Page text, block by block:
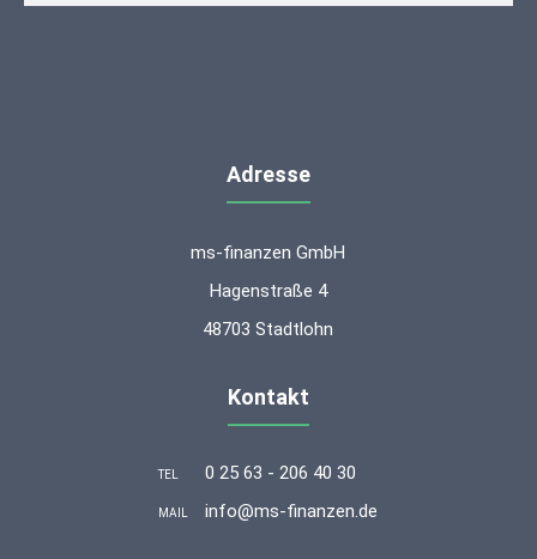
Adresse
ms-finanzen GmbH
Hagenstraße 4
48703 Stadtlohn
Kontakt
TEL 0 25 63 - 206 40 30
MAIL info@ms-finanzen.de